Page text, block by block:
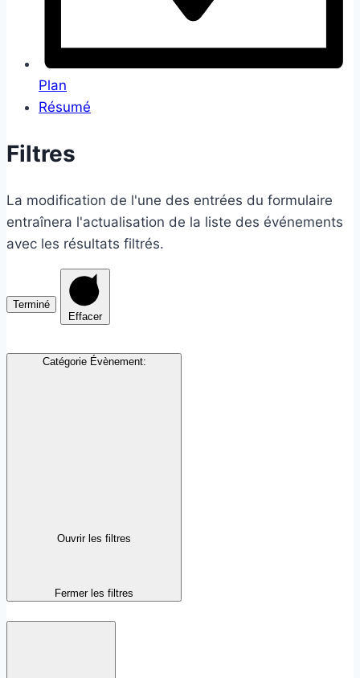
Plan
Résumé
Filtres
La modification de l'une des entrées du formulaire
entraînera l'actualisation de la liste des événements
avec les résultats filtrés.
Terminé
Effacer
Catégorie Évènement:
Ouvrir les filtres
Fermer les filtres